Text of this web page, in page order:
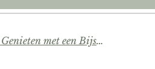
Een Avond in het Beatrix Theater: Genieten met een Bijsmaakje